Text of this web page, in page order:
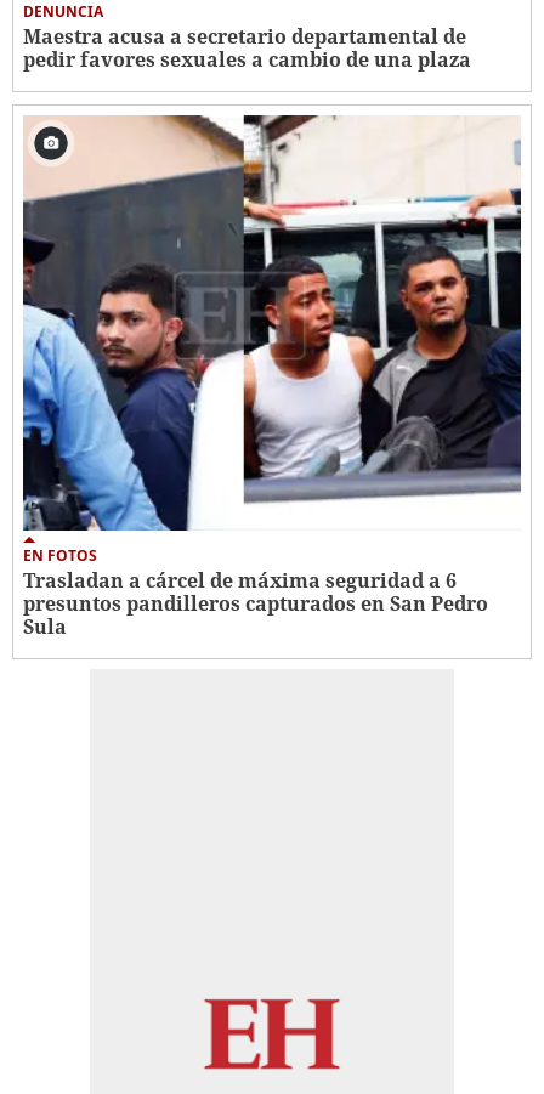
DENUNCIA
Maestra acusa a secretario departamental de
pedir favores sexuales a cambio de una plaza
EN FOTOS
Trasladan a cárcel de máxima seguridad a 6
presuntos pandilleros capturados en San Pedro
Sula